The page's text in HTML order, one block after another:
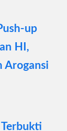
up
HI,
Arogansi